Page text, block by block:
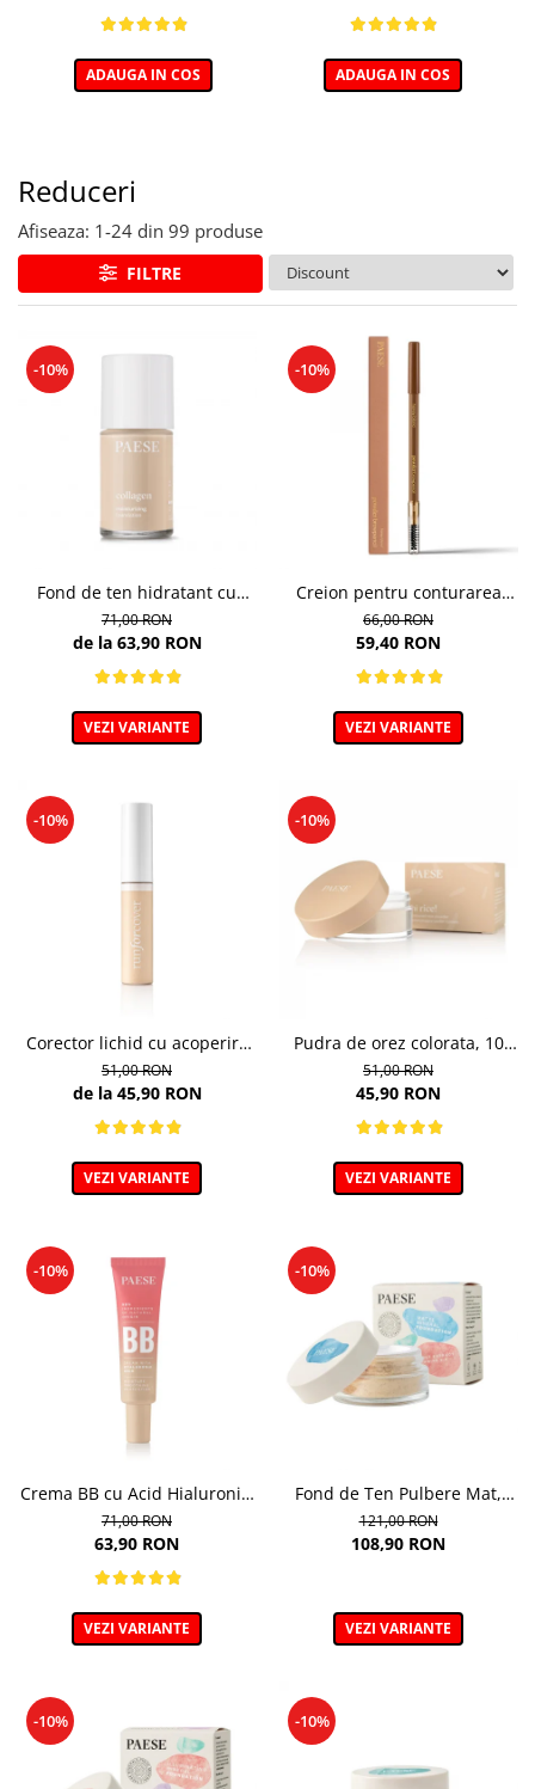
ADAUGA IN COS ADAUGA IN COS
Reduceri
Afiseaza: 1-24 din 99 produse
FILTRE
-10%
Fond de ten hidratant cu
colagen, nuanta 301c Nude -
30ml
71,00 RON
de la 63,90 RON
VEZI VARIANTE
-10%
Creion pentru conturarea
sprancenelor, Powder Brow
Pencil, nuanta Honey Blond -
66,00 RON
59,40 RON
VEZI VARIANTE
-10%
Corector lichid cu acoperire
puternica, 40 Golden Beige -
9ml
51,00 RON
de la 45,90 RON
VEZI VARIANTE
-10%
Pudra de orez colorata, 10
Light Beige - 10g
51,00 RON
45,90 RON
VEZI VARIANTE
-10%
Crema BB cu Acid Hialuronic,
nuanta 03W NATURAL 30ml
71,00 RON
63,90 RON
VEZI VARIANTE
-10%
Fond de Ten Pulbere Mat,
nuanta 104W -7g
121,00 RON
108,90 RON
VEZI VARIANTE
-10% -10%